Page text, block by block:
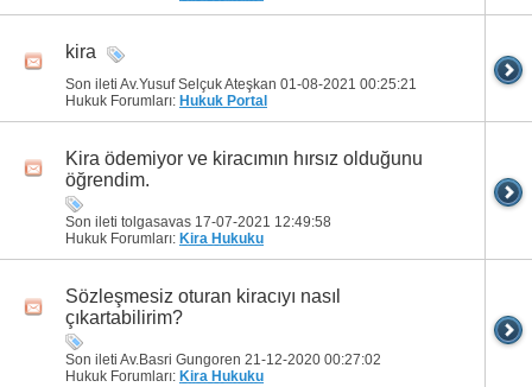
kira
Son ileti Av.Yusuf Selçuk Ateşkan 01-08-2021 00:25:21
Hukuk Forumları: Hukuk Portal
Kira ödemiyor ve kiracımın hırsız olduğunu
öğrendim.
Son ileti tolgasavas 17-07-2021 12:49:58
Hukuk Forumları: Kira Hukuku
Sözleşmesiz oturan kiracıyı nasıl
çıkartabilirim?
Son ileti Av.Basri Gungoren 21-12-2020 00:27:02
Hukuk Forumları: Kira Hukuku